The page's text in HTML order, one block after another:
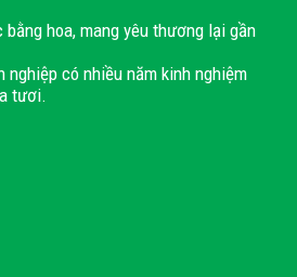
hoa, mang yêu thương lại gần
nghiệp có nhiều năm kinh nghiệm
tươi.